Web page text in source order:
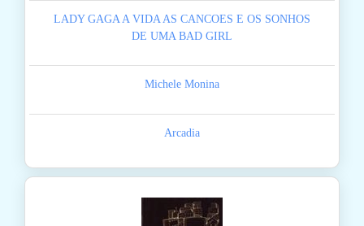
LADY GAGA A VIDA AS CANCOES E OS SONHOS
DE UMA BAD GIRL
Michele Monina
Arcadia